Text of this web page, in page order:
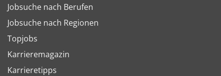
Jobsuche nach Berufen
Jobsuche nach Regionen
Topjobs
Karrieremagazin
Karrieretipps